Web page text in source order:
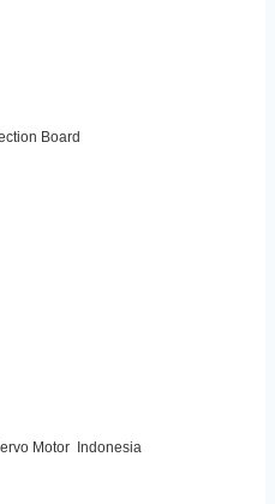
Board
Motor Indonesia